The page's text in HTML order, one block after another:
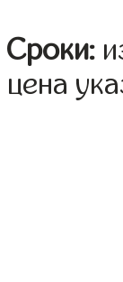
Сроки:
цена